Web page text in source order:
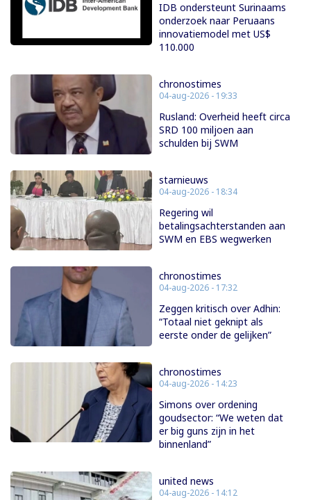
IDB ondersteunt Surinaams
onderzoek naar Peruaans
innovatiemodel met US$
110.000
chronostimes
04-aug-2026 - 19:33
Rusland: Overheid heeft circa
SRD 100 miljoen aan
schulden bij SWM
starnieuws
04-aug-2026 - 18:34
Regering wil
betalingsachterstanden aan
SWM en EBS wegwerken
chronostimes
04-aug-2026 - 17:32
Zeggen kritisch over Adhin:
“Totaal niet geknipt als
eerste onder de gelijken”
chronostimes
04-aug-2026 - 14:23
Simons over ordening
goudsector: “We weten dat
er big guns zijn in het
binnenland”
united news
04-aug-2026 - 14:12